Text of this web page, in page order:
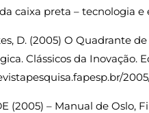
caixa preta – tecnologia e
D. (2005) O Quadrante
Clássicos da Inovação.
(2005) – Manual de Oslo,